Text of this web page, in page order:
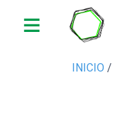
INICIO /